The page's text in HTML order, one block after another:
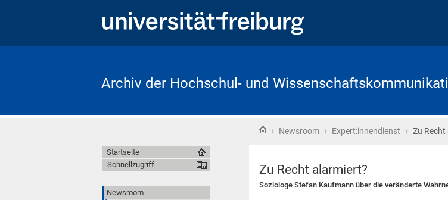
Archiv der Hochschul- und
Startseite
› Newsroom › Expert:innendienst › Zu
Zu Recht alarmiert?
Soziologe Stefan Kaufmann über die veränderte
Startseite
Schnellzugriff
Newsroom